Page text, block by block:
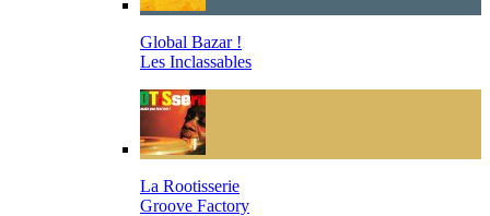
Global Bazar !
Les Inclassables
La Rootisserie
Groove Factory